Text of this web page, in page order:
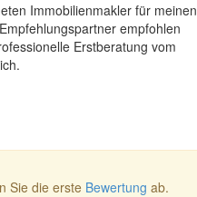
Immobilienmakler für meinen
empfohlen
Erstberatung vom
Sie die erste Bewertung ab.